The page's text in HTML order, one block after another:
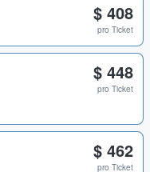
$ 408
pro Ticket
$ 448
pro Ticket
$ 462
pro Ticket